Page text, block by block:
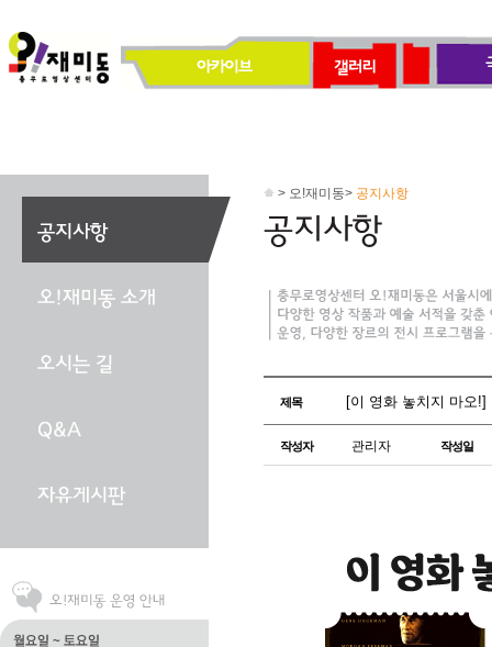
> 오!재미동> 공지사항
제목 [이 영화 놓치지 마오
작성자 관리자 작성일